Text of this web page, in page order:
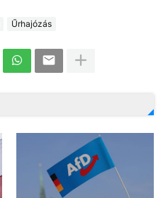
Űrhajózás